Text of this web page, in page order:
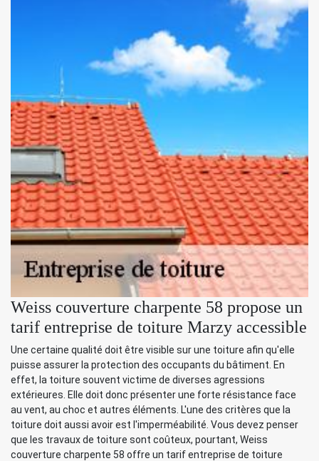
Weiss couverture charpente 58 propose un
tarif entreprise de toiture Marzy accessible
Une certaine qualité doit être visible sur une toiture afin qu'elle
puisse assurer la protection des occupants du bâtiment. En
effet, la toiture souvent victime de diverses agressions
extérieures. Elle doit donc présenter une forte résistance face
au vent, au choc et autres éléments. L'une des critères que la
toiture doit aussi avoir est l'imperméabilité. Vous devez penser
que les travaux de toiture sont coûteux, pourtant, Weiss
couverture charpente 58 offre un tarif entreprise de toiture